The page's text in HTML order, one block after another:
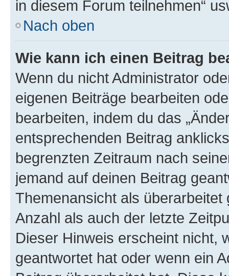
in diesem Forum teilnehmen“
Nach oben
Wie kann ich einen Beitrag
Wenn du nicht Administrator
eigenen Beiträge bearbeiten
bearbeiten, indem du das
entsprechenden Beitrag
begrenzten Zeitraum nach
jemand auf deinen Beitrag
Themenansicht als
Anzahl als auch der letzte
Dieser Hinweis erscheint nicht,
geantwortet hat oder wenn ein